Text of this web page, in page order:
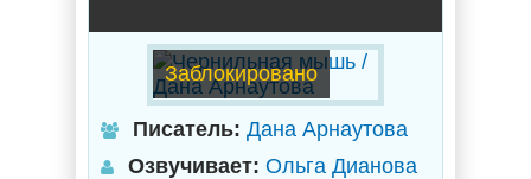
Заблокировано
Писатель: Дана Арнаутова
Озвучивает: Ольга Дианова